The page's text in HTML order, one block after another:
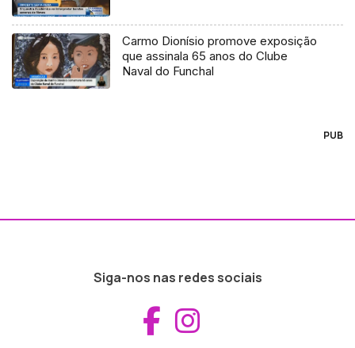
Carmo Dionísio promove exposição
que assinala 65 anos do Clube
Naval do Funchal
PUB
Siga-nos nas redes sociais
Aceder ao